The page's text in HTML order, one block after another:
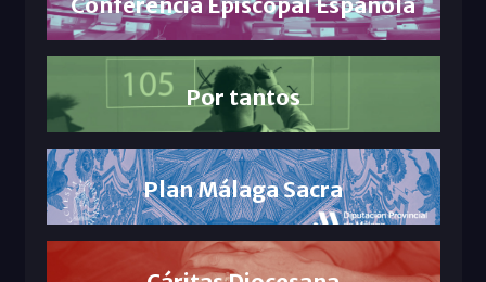
Por tantos
Plan Málaga Sacra